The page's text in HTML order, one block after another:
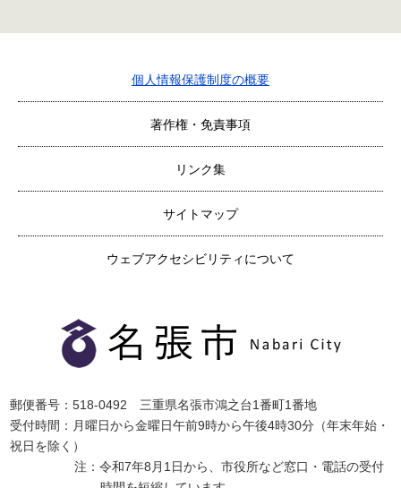
個人情報保護制度の概要
著作権・免責事項
リンク集
サイトマップ
ウェブアクセシビリティについて
郵便番号：518-0492 三重県名張市鴻之台1番町1番地
受付時間：月曜日から金曜日午前9時から午後4時30分（年末年始・
祝日を除く）
注：令和7年8月1日から、市役所など窓口・電話の受付